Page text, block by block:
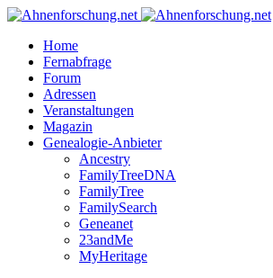
Home
Fernabfrage
Forum
Adressen
Veranstaltungen
Magazin
Genealogie-Anbieter
Ancestry
FamilyTreeDNA
FamilyTree
FamilySearch
Geneanet
23andMe
MyHeritage